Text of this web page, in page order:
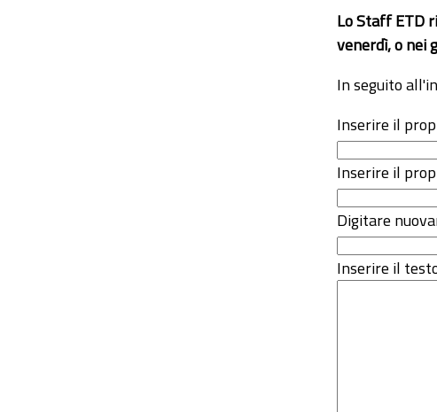
Lo Staff ETD
venerdì, o nei
In seguito
Inserire il
Inserire il
Digitare
Inserire il